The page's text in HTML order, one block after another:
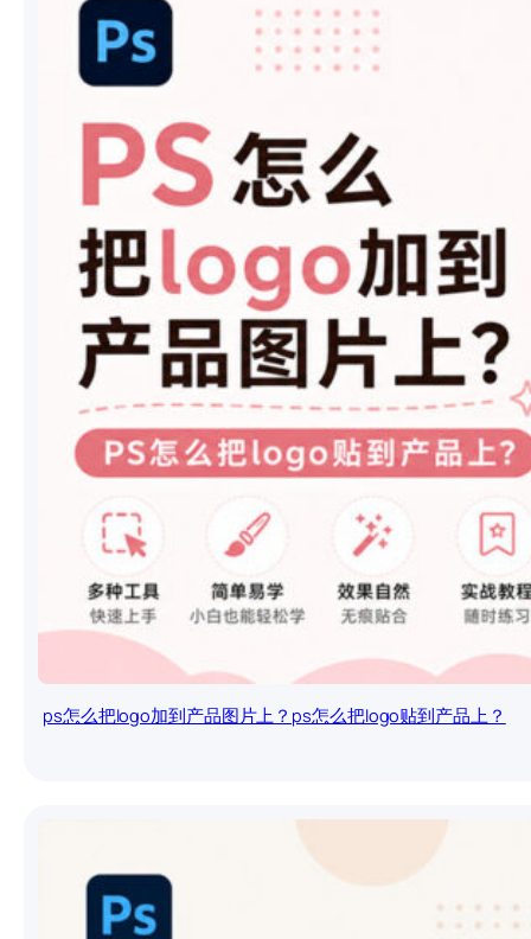
ps怎么把logo加到产品图片上？ps怎么把logo贴到产品上？